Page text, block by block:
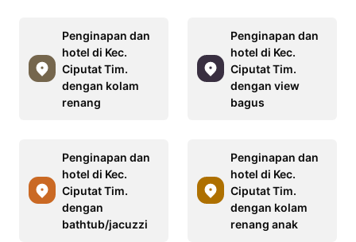
Penginapan dan
hotel di Kec.
Ciputat Tim.
dengan kolam
renang
Penginapan dan
hotel di Kec.
Ciputat Tim.
dengan view
bagus
Penginapan dan
hotel di Kec.
Ciputat Tim.
dengan
bathtub/jacuzzi
Penginapan dan
hotel di Kec.
Ciputat Tim.
dengan kolam
renang anak